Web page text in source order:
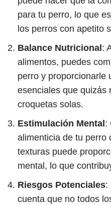
para tu perro, lo que
los perros con apetito
Balance Nutricional:
alimentos, puedes
perro y proporcionarle
esenciales que quizás
croquetas solas.
Estimulación Mental:
alimenticia de tu perro
texturas puede
mental, lo que
Riesgos Potenciales:
cuenta que no todos